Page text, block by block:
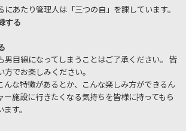
にあたり管理人は「三つの自」を課しています。
する
男目線になってしまうことはご了承ください。 皆
でお楽しみください。
んな特徴があるとか、こんな楽しみ方ができるん
ー施設に行きたくなる気持ちを皆様に持ってもら
す。